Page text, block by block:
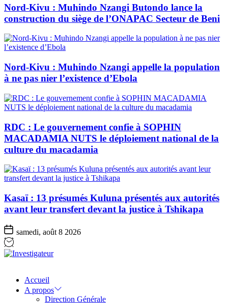
Nord-Kivu : Muhindo Nzangi Butondo lance la
construction du siège de l’ONAPAC Secteur de Beni
Nord-Kivu : Muhindo Nzangi appelle la population
à ne pas nier l’existence d’Ebola
RDC : Le gouvernement confie à SOPHIN
MACADAMIA NUTS le déploiement national de la
culture du macadamia
Kasaï : 13 présumés Kuluna présentés aux autorités
avant leur transfert devant la justice à Tshikapa
samedi, août 8 2026
Accueil
A propos
Direction Générale